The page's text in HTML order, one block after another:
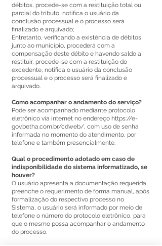
débitos, procede-se com a restituição total ou
parcial do tributo, notifica o usuário da
conclusão processual e o processo será
finalizado e arquivado;
Entretanto, verificando a existência de débitos
junto ao município, procederá com a
compensação deste débito e havendo saldo a
restituir, procede-se com a restituição do
excedente, notifica o usuário da conclusão
processual e o processo será finalizado e
arquivado.
Como acompanhar o andamento do serviço?
Pode ser acompanhado mediante protocolo
eletrônico via internet no endereço https://e-
gov.betha.com.br/cdweb/, com uso de senha
informada no momento do atendimento, por
telefone e também presencialmente.
Qual o procedimento adotado em caso de
indisponibilidade do sistema informatizado, se
houver?
O usuário apresenta a documentação requerida,
preenche o requerimento de forma manual, após
formalização do respectivo processo no
Sistema, o usuário será informado por meio de
telefone o número do protocolo eletrônico, para
que o mesmo possa acompanhar o andamento
do processo.